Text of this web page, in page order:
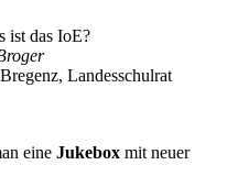
ist das IoE?
Landesschulrat
eine Jukebox mit neuer